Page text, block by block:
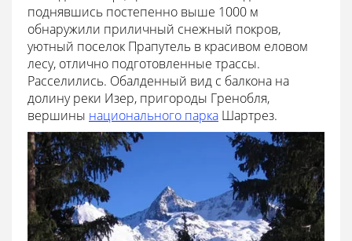
поднявшись постепенно выше 1000 м
обнаружили приличный снежный покров,
уютный поселок Прапутель в красивом еловом
лесу, отлично подготовленные трассы.
Расселились. Обалденный вид с балкона на
долину реки Изер, пригороды Гренобля,
вершины национального парка Шартрез.